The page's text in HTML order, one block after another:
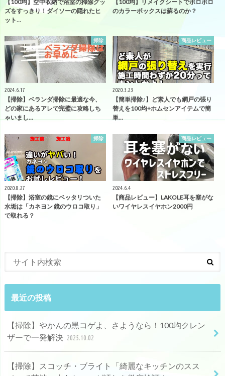
【100均】空中収納で浴室の掃除グッ
ズをすっきり！ダイソーの隠れたヒ
ット…
【100均】リメイクシートでボロボロ
のカラーボックスは蘇るのか？
掃除
2024.6.17
【掃除】ベランダ掃除に最適な今、
どの家にあるアレで完璧に攻略しち
ゃいまし…
商品レビュー
2020.3.23
【簡単掃除♪】ど素人でも網戸の張り
替えを100均+ホムセンアイテムで簡
単…
掃除
2020.8.27
【掃除】浴室の鏡にベッタリついた
水垢は「カネヨン 鏡のウロコ取り」
で取れる？
商品レビュー
2024.6.4
【商品レビュー】LAKOLE耳を塞がな
いワイヤレスイヤホン2000円
最近の投稿
【掃除】やかんの黒コゲよ、さようなら！100均クレン
ザーで一発解決 2025.10.02
【掃除】スコッチ・ブライト「綺麗なキッチンのスス